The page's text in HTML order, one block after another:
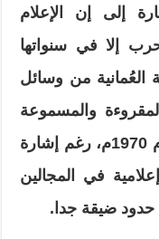
إلى إن
الإعلام
إلا في سنواتها
العُمانية من وسائل
المقروءة والمسموعة
والمرئية في الفترة التي سبقت عام 1970م، رغم إشارة
في المجالين
حدود ضيقة جدا .